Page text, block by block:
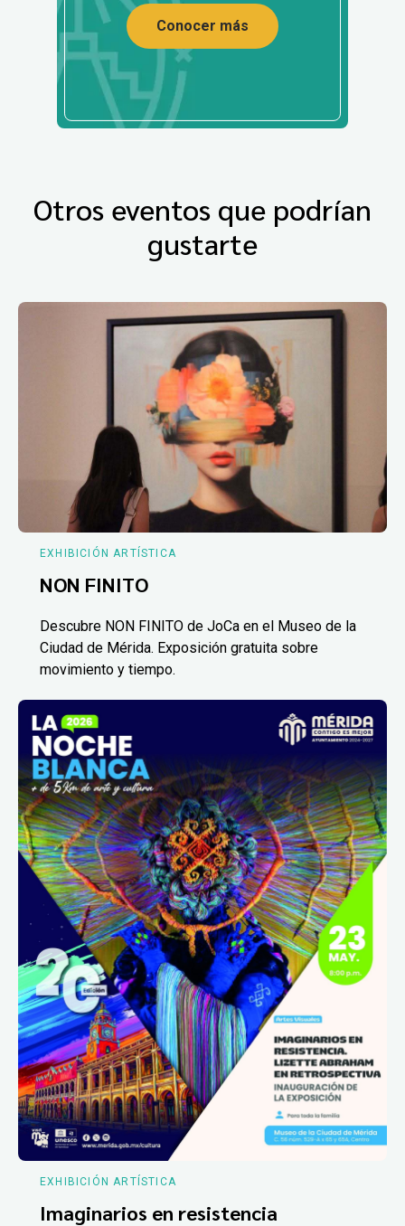
Conocer más
Otros eventos que podrían
gustarte
EXHIBICIÓN ARTÍSTICA
NON FINITO
Descubre NON FINITO de JoCa en el Museo de la
Ciudad de Mérida. Exposición gratuita sobre
movimiento y tiempo.
EXHIBICIÓN ARTÍSTICA
Imaginarios en resistencia